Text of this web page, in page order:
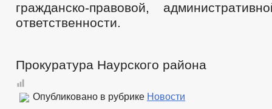
гражданско-правовой,
ответственности.
Прокуратура Наурского района
Опубликовано в рубрике Новости